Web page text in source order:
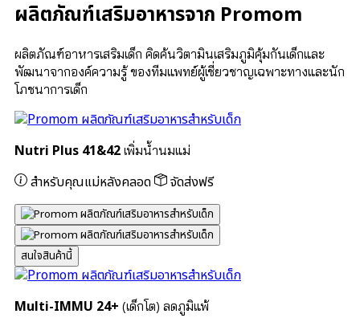
ผลิตภัณฑ์เสริมอาหารจาก Promom
ผลิตภัณฑ์อาหารเสริมเด็ก คิดค้นวิตามินเสริมภูมิคุ้มกันเด็กและ
พัฒนาจากองค์ความรู้ ของทีมแพทย์ผู้เชี่ยวชาญเฉพาะทางและนัก
โภชนาการเด็ก
Nutri Plus 41&42 เพิ่มน้ำนมแม่
สำหรับคุณแม่หลังคลอด จัดส่งฟรี
สนใจสินค้านี้
Multi-IMMU 24+ (เด็กโต) ลดภูมิแพ้